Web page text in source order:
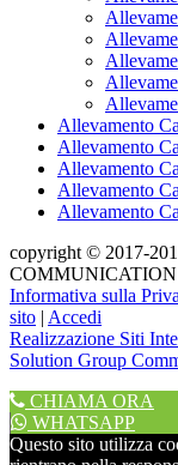
Allevamento
Allevamento
Allevamento
Allevamento
Allevamento
copyright © 2017-
COMMUNICATION
Informativa sulla
sito | Accedi
Realizzazione Siti
Solution Group
CHIAMA ORA
WHATSAPP
Questo sito utilizza